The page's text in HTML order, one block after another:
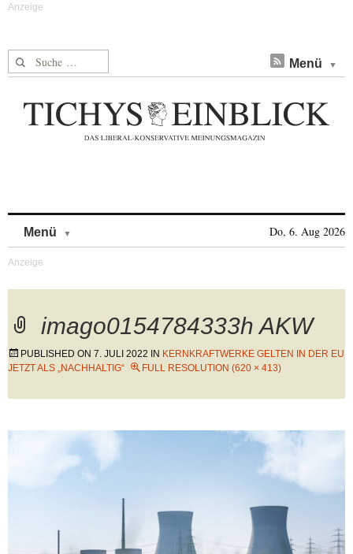
Suche nach: Menü
Menü Do, 6. Aug 2026
imago0154784333h AKW
PUBLISHED ON 7. JULI 2022 IN KERNKRAFTWERKE GELTEN IN DER EU
JETZT ALS „NACHHALTIG“
FULL RESOLUTION (620 × 413)